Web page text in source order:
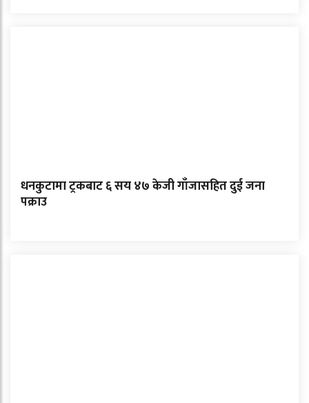
धनकुटामा ट्रकबाट ६ सय ४७ केजी गाँजासहित दुई जना
पक्राउ